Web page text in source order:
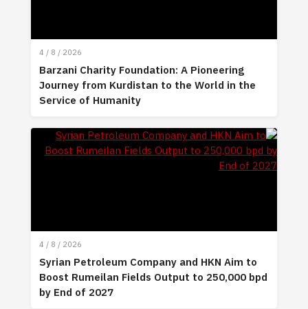
4 / 8 / 2026
Barzani Charity Foundation: A Pioneering
Journey from Kurdistan to the World in the
Service of Humanity
4 / 8 / 2026
Syrian Petroleum Company and HKN Aim to
Boost Rumeilan Fields Output to 250,000 bpd
by End of 2027